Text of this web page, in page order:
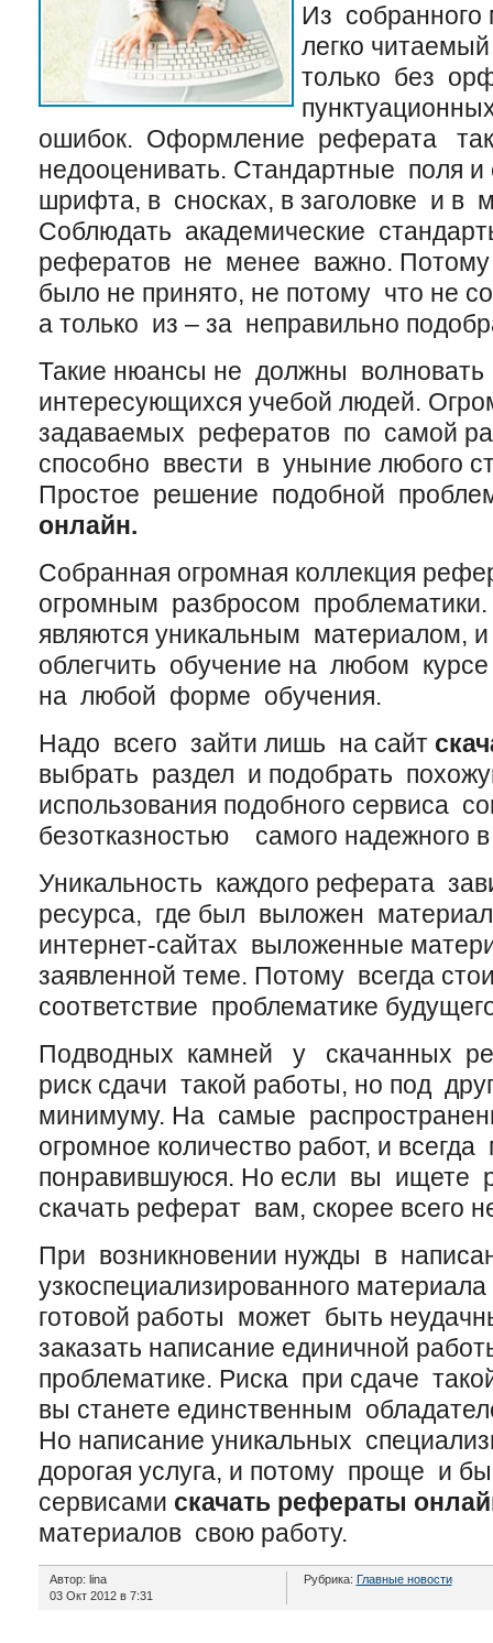
Из собранного
легко
только без
ошибок. Оформление реферата
недооценивать. Стандартные поля
шрифта, в сносках, в заголовке и в
Соблюдать академические
рефератов не менее важно.
было не принято, не потому что не
а только из – за неправильно
Такие нюансы не должны волновать
интересующихся учебой людей.
задаваемых рефератов по самой
способно ввести в уныние любого
Простое решение подобной
онлайн.
Собранная огромная коллекция
огромным разбросом
являются уникальным материалом,
облегчить обучение на любом
на любой форме обучения.
Надо всего зайти лишь на сайт
выбрать раздел и подобрать
использования подобного сервиса
безотказностью самого надежного
Уникальность каждого реферата
ресурса, где был выложен
интернет-сайтах выложенные
заявленной теме. Потому всегда
соответствие проблематике
Подводных камней у скачанных
риск сдачи такой работы, но под
минимуму. На самые
огромное количество работ, и
понравившуюся. Но если вы ищете
скачать реферат вам, скорее всего
При возникновении нужды в
узкоспециализированного
готовой работы может быть
заказать написание единичной
проблематике. Риска при сдаче
вы станете единственным
Но написание уникальных
дорогая услуга, и потому проще и
сервисами скачать рефераты
материалов свою работу.
Автор: lina
03 Окт 2012 в 7:31
Рубрика: Главные новости